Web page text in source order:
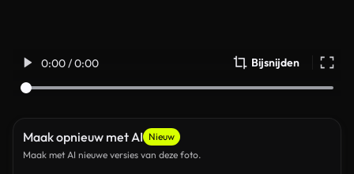
0:00 / 0:00 Bijsnijden
Maak opnieuw met AI Nieuw
Maak met AI nieuwe versies van deze foto.